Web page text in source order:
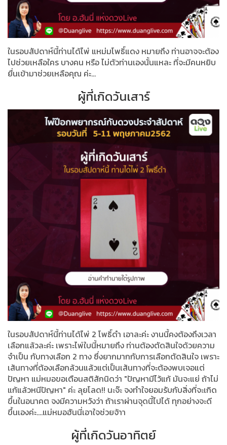
ในรอบสัปดาห์นี้ท่านได้ไพ่ แหม่มโพธิ์แดง หมายถึง ท่านอาจจะต้อง
ไปช่วยเหลือใคร บางคน หรือ ไม่ตัวท่านเองนั้นแหละ ที่จะมีคนหยิบ
ยื่นเข้ามาช่วยเหลือคุณ ค่ะ...
ผู้ที่เกิดวันเสาร์
ในรอบสัปดาห์นี้ท่านได้ไพ่ 2 โพธิ์ดำ เอาละค่ะ งานนี้คงต้องถึงเวลา
เลือกแล้วละค่ะ เพราะไพ่ใบนี้หมายถึง ท่านต้องตัดสินใจด้วยความ
จำเป็น กับทางเลือก 2 ทาง ซึ่งยากมากกับการเลือกตัดสินใจ เพราะ
เส้นทางที่ต้องเลือกล้วนแล้วแต่เป็นเส้นทางที่จะต้องพบเจอแต่
ปัญหา แม่หมอขอเตือนสติสักนิดว่า "ปัญหามีไว้แก้ มันจะแย่ ถ้าไม่
แก้แล้วหนีปัญหา" ค่ะ ลุยโลด!! นะจ๊ะ จงทำใจยอมรับกับสิ่งที่จะเกิด
ขึ้นในอนาคต จงมีความหวังว่า ถ้าเราผ่านจุดนี้ไปได้ ทุกอย่างจะดี
ขึ้นเองค่ะ....แม่หมอฮันนี่เอาใจช่วยจ้าา
ผู้ที่เกิดวันอาทิตย์